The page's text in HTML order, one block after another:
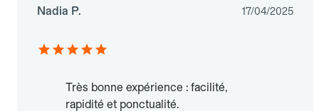
Nadia P. 17/04/2025
Très bonne expérience : facilité,
rapidité et ponctualité.